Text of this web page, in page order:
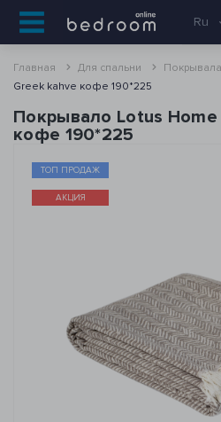
Ru
Главная Для спальни Покрывала
Greek kahve кофе 190*225
Покрывало Lotus
кофе 190*225
ТОП ПРОДАЖ
АКЦИЯ